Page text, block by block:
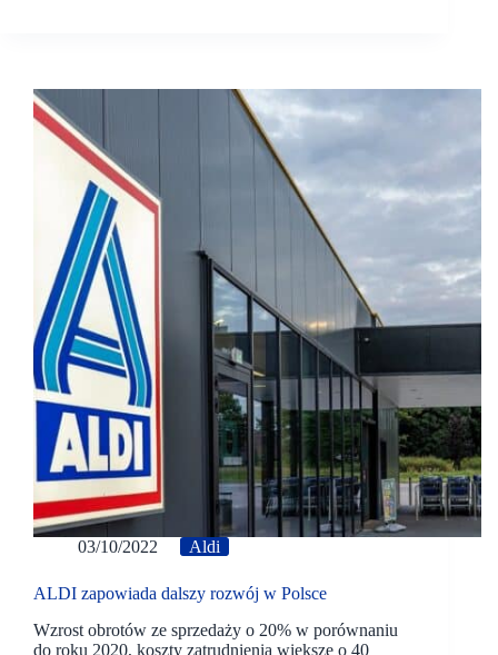
03/10/2022 Aldi
ALDI zapowiada dalszy rozwój w Polsce
Wzrost obrotów ze sprzedaży o 20% w porównaniu
do roku 2020, koszty zatrudnienia większe o 40